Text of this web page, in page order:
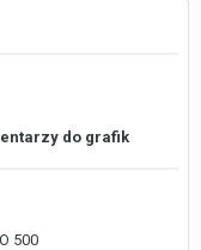
do grafik
500